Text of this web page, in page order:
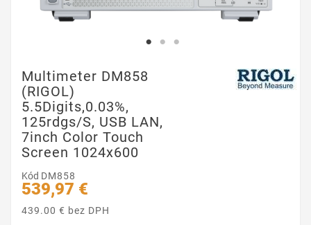
Multimeter DM858
(RIGOL)
5.5Digits,0.03%,
125rdgs/s, USB LAN,
7inch Color Touch
Screen 1024x600
Kód DM858
539,97 €
439.00 € bez DPH